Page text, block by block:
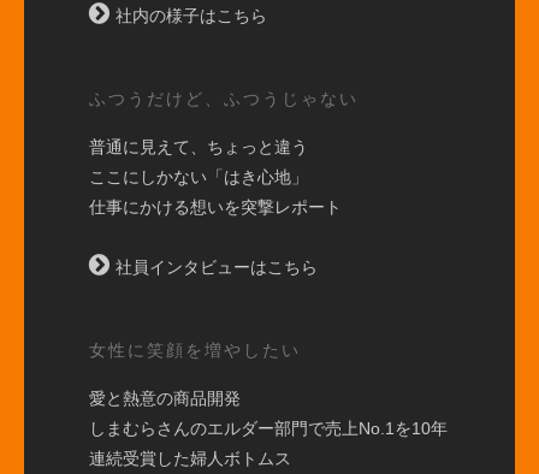
社内の様子はこちら
ふつうだけど、ふつうじゃない
普通に見えて、ちょっと違う
ここにしかない「はき心地」
仕事にかける想いを突撃レポート
社員インタビューはこちら
女性に笑顔を増やしたい
愛と熱意の商品開発
しまむらさんのエルダー部門で売上No.1を10年
連続受賞した婦人ボトムス